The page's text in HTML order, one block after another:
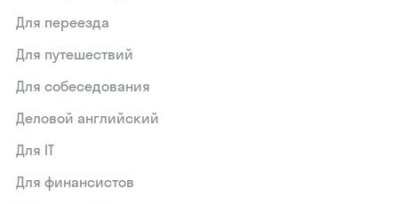
Для переезда
Для путешествий
Для собеседования
Деловой английский
Для IT
Для финансистов